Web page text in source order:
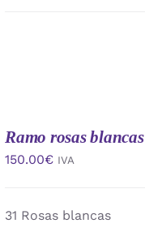
Ramo rosas blancas
150.00€ IVA
31 Rosas blancas